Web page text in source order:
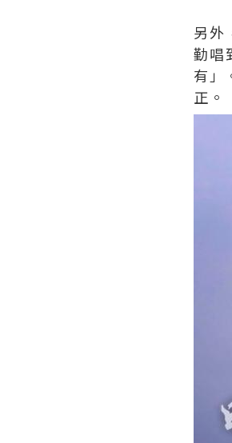
另外
勤唱
有」
正。